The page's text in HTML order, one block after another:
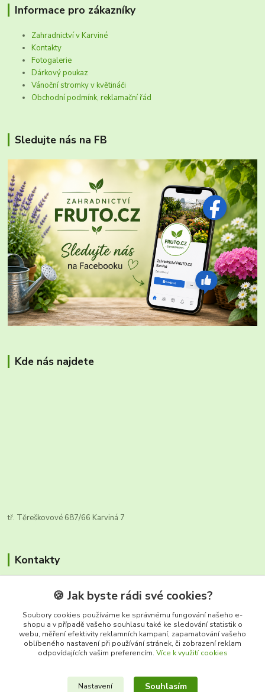
Informace pro zákazníky
Zahradnictví v Karviné
Kontakty
Fotogalerie
Dárkový poukaz
Vánoční stromky v květináči
Obchodní podmínk, reklamační řád
Sledujte nás na FB
Kde nás najdete
tř. Těreškovové 687/66 Karviná 7
Kontakty
Zákaznická infolinka FRUTO
+420 604 670 925
🍪 Jak byste rádi své cookies?
Soubory cookies používáme ke správnému fungování našeho e-
shopu a v případě vašeho souhlasu také ke sledování statistik o
webu, měření efektivity reklamních kampaní, zapamatování vašeho
oblíbeného nastavení při používání stránek, či zobrazení reklam
odpovídajících vašim preferencím. Více k využití cookies
Nastavení Souhlasím